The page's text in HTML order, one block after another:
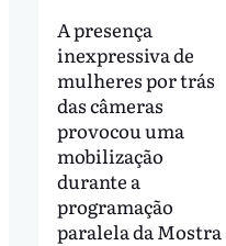
A presença
inexpressiva de
mulheres por trás
das câmeras
provocou uma
mobilização
durante a
programação
paralela da Mostra